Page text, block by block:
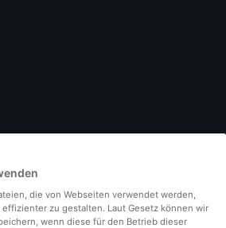
die von Webseiten verwendet werden,
zu gestalten. Laut Gesetz können wir
wenn diese für den Betrieb dieser